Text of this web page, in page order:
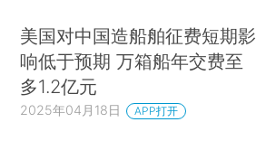
美国对中国造船舶征费短期影
响低于预期 万箱船年交费至
多1.2亿元
2025年04月18日 APP打开